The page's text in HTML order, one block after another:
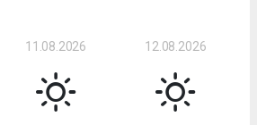
11.08.2026 12.08.2026